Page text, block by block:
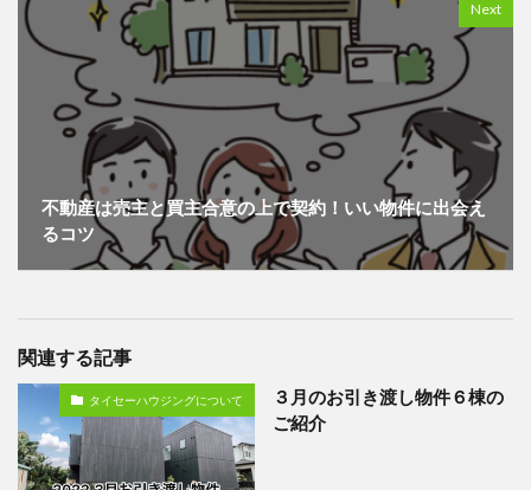
Next
不動産は売主と買主合意の上で契約！いい物件に出会え
るコツ
関連する記事
タイセーハウジングについて
３月のお引き渡し物件６棟の
ご紹介